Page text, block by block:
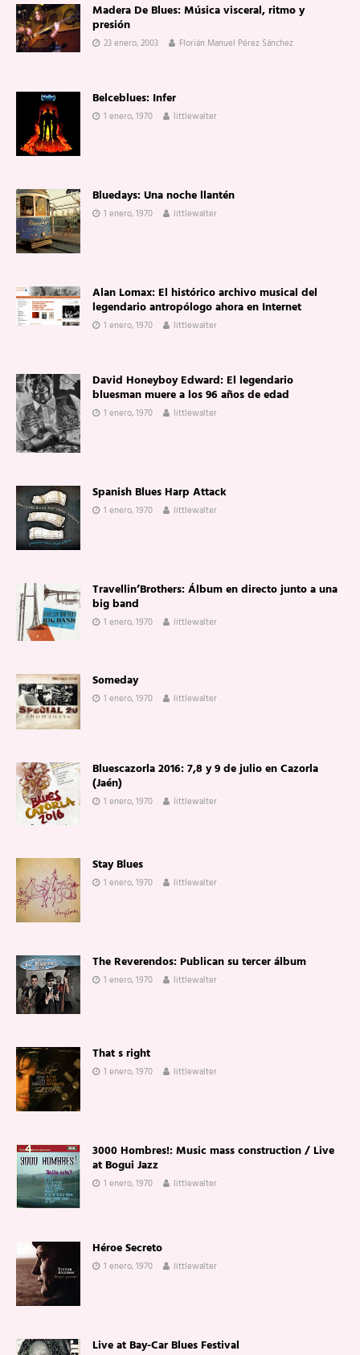
Madera De Blues: Música visceral, ritmo y
presión
23 enero, 2003 Florián Manuel Pérez Sánchez
Belceblues: Infer
1 enero, 1970 littlewalter
Bluedays: Una noche llantén
1 enero, 1970 littlewalter
Alan Lomax: El histórico archivo musical del
legendario antropólogo ahora en Internet
1 enero, 1970 littlewalter
David Honeyboy Edward: El legendario
bluesman muere a los 96 años de edad
1 enero, 1970 littlewalter
Spanish Blues Harp Attack
1 enero, 1970 littlewalter
Travellin’Brothers: Álbum en directo junto a una
big band
1 enero, 1970 littlewalter
Someday
1 enero, 1970 littlewalter
Bluescazorla 2016: 7,8 y 9 de julio en Cazorla
(Jaén)
1 enero, 1970 littlewalter
Stay Blues
1 enero, 1970 littlewalter
The Reverendos: Publican su tercer álbum
1 enero, 1970 littlewalter
That s right
1 enero, 1970 littlewalter
3000 Hombres!: Music mass construction / Live
at Bogui Jazz
1 enero, 1970 littlewalter
Héroe Secreto
1 enero, 1970 littlewalter
Live at Bay-Car Blues Festival